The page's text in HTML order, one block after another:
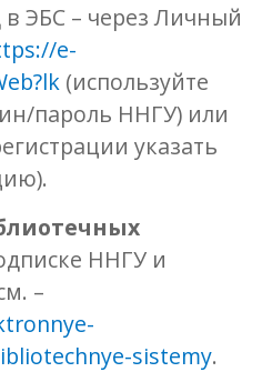
в ЭБС – через Личный
e-
(используйте
пароль ННГУ) или
указать
ННГУ и
–
sistemy.